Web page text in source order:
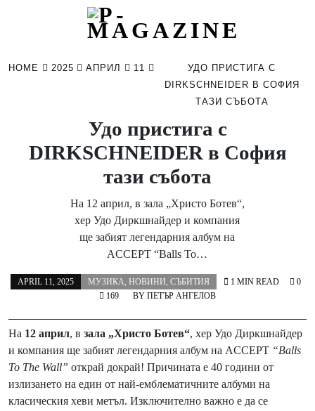
HOME 2025 АПРИЛ 11
УДО ПРИСТИГА С
DIRKSCHNEIDER В СОФИЯ
ТАЗИ СЪБОТА
Удо пристига с
DIRKSCHNEIDER в София
тази събота
На 12 април, в зала „Христо Ботев“,
хер Удо Диркшнайдер и компания
ще забият легендарния албум на
ACCEPT “Balls To…
APRIL 11, 2025 МУЗИКА, НОВИНИ, СЪБИТИЯ
BY ПЕТЪР АНГЕЛОВ
1 MIN READ
0
169
На 12 април, в зала „Христо Ботев“, хер Удо Диркшнайдер
и компания ще забият легендарния албум на ACCEPT “Balls
To The Wall” открай докрай! Причината е 40 години от
излизането на един от най-емблематичните албуми на
класическия хеви метъл. Изключително важно е да се